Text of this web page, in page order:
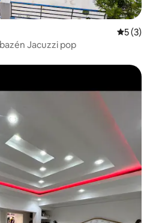
5 (3)
Jacuzzi pop